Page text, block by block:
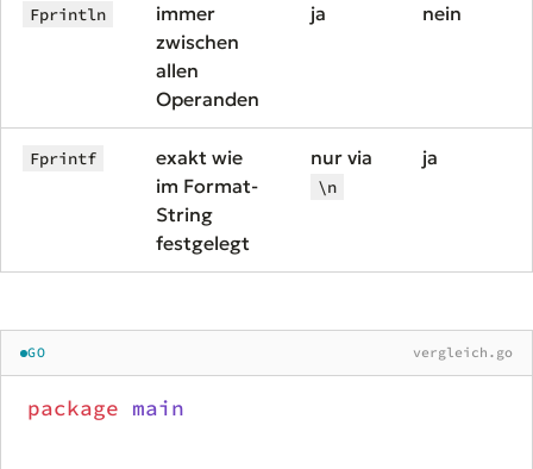
Fprintln
immer
zwischen
allen
Operanden
ja nein
Fprintf
exakt wie
im Format-
String
festgelegt
nur via
\n
ja
GO vergleich.go
package main